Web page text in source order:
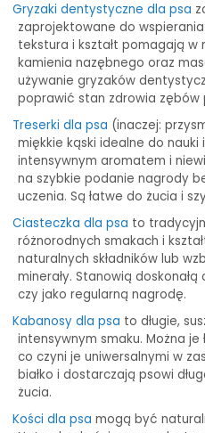
Gryzaki dentystyczne dla psa
zaprojektowane do
tekstura i kształt pomagają w
kamienia nazębnego oraz
używanie gryzaków
poprawić stan zdrowia zębów
Treserki dla psa (inaczej:
miękkie kąski idealne do
intensywnym aromatem i
na szybkie podanie nagrody
uczenia. Są łatwe do żucia i
Ciasteczka dla psa to
różnorodnych smakach i
naturalnych składników lub
minerały. Stanowią
czy jako regularną nagrodę.
Kabanosy dla psa to długie,
intensywnym smaku. Można je
co czyni je uniwersalnymi w
białko i dostarczają psowi
żucia.
Kości dla psa mogą być